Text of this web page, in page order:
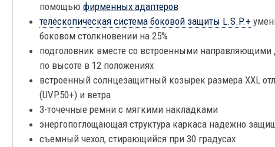
помощью фирменных адаптеров
телескопическая система боковой защиты L.S.P.+
боковом столкновении на 25%
подголовник вместе со встроенными направляющими
по высоте в 12 положениях
встроенный солнцезащитный козырек размера XXL
(UVP50+) и ветра
3-точечные ремни с мягкими накладками
энергопоглощающая структура каркаса надежно
съемный чехол, стирающийся при 30 градусах